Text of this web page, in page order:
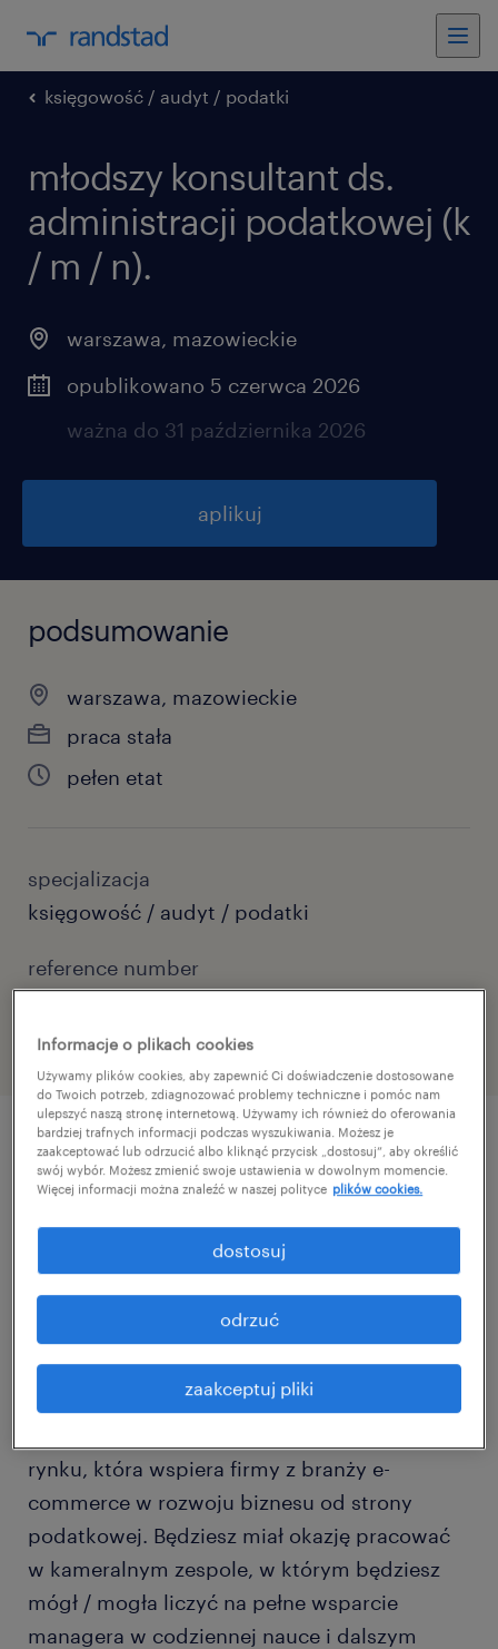
księgowość / audyt / podatki
młodszy konsultant ds.
administracji podatkowej (k
/ m / n).
warszawa, mazowieckie
opublikowano 5 czerwca 2026
ważna do 31 października 2026
aplikuj
podsumowanie
warszawa, mazowieckie
praca stała
pełen etat
specjalizacja
księgowość / audyt / podatki
reference number
szczegóły oferty
Chcesz zrozumieć od strony praktycznej VAT i
pracować w środowisku międzynarodowym?
Jeżeli odpowiedź brzmi TAK, ta oferta jest dla
Ciebie!
Naszym klientem jest międzynarodowa firma
rynku, która wspiera firmy z branży e-
commerce w rozwoju biznesu od strony
podatkowej. Będziesz miał okazję pracować
w kameralnym zespole, w którym będziesz
mógł / mogła liczyć na pełne wsparcie
managera w codziennej nauce i dalszym
Informacje o plikach cookies
Używamy plików cookies, aby zapewnić Ci doświadczenie dostosowane
do Twoich potrzeb, zdiagnozować problemy techniczne i pomóc nam
ulepszyć naszą stronę internetową. Używamy ich również do oferowania
bardziej trafnych informacji podczas wyszukiwania. Możesz je
zaakceptować lub odrzucić albo kliknąć przycisk „dostosuj”, aby określić
swój wybór. Możesz zmienić swoje ustawienia w dowolnym momencie.
Więcej informacji można znaleźć w naszej polityce plików cookies.
zaakceptuj pliki
odrzuć
dostosuj